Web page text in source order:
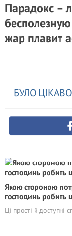
Парадокс –
жар плавит
БУЛО
Якою стороною
господинь робить
Ці прості й доступні